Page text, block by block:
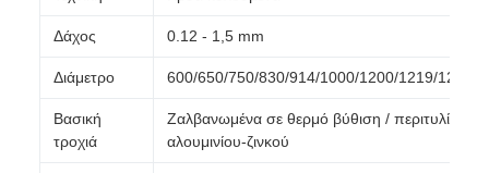
Δάχος 0.12 - 1,5 mm
Διάμετρο 600/650/750/830/914/1000/1200/1219/1220/
Βασική
τροχιά
Ζαλβανωμένα σε θερμό βύθιση / περιτυλίγματα
αλουμινίου-ζινκού